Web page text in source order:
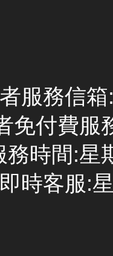
服務信
免付費服
務時間:星
時客服: